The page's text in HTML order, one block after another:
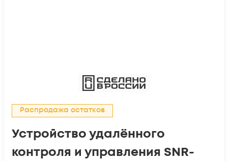
Распродажа остатков
Устройство удалённого
контроля и управления SNR-